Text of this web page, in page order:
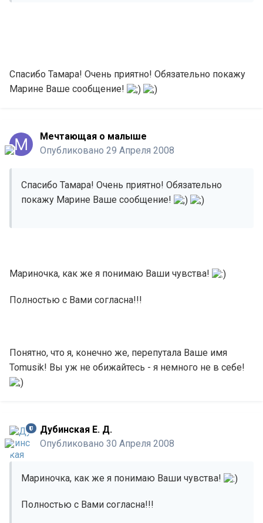
Спасибо Тамара! Очень приятно! Обязательно покажу
Марине Ваше сообщение!
Мечтающая о малыше
Опубликовано 29 Апреля 2008
Спасибо Тамара! Очень приятно! Обязательно
покажу Марине Ваше сообщение!
Мариночка, как же я понимаю Ваши чувства!
Полностью с Вами согласна!!!
Понятно, что я, конечно же, перепутала Ваше имя
Tomusik! Вы уж не обижайтесь - я немного не в себе!
Дубинская Е. Д.
Опубликовано 30 Апреля 2008
Мариночка, как же я понимаю Ваши чувства!
Полностью с Вами согласна!!!